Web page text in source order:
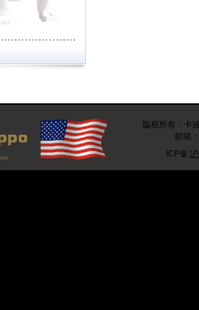
版权所有：卡
邮箱
ICP备: